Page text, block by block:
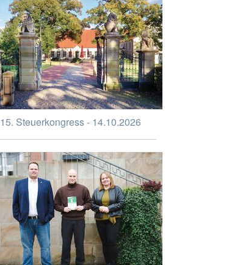
15. Steuerkongress - 14.10.2026